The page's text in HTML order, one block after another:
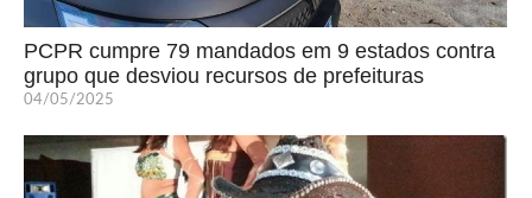
PCPR cumpre 79 mandados em 9 estados contra
grupo que desviou recursos de prefeituras
04/05/2025